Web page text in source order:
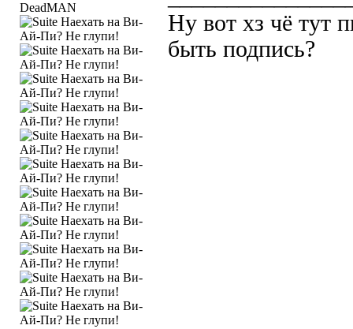
DeadMAN
Ну вот хз чё тут
быть подпись?